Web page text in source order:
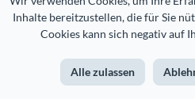
Inhalte bereitzustellen, die für Sie
Cookies kann sich negativ auf
Alle zulassen
Drucksachen
Dokumente
Grafiken für sozialen Medien